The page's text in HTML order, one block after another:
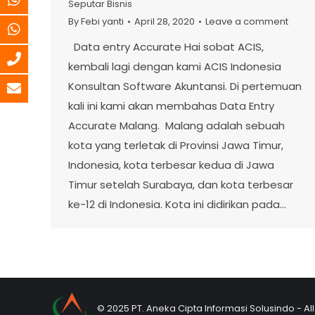
Seputar Bisnis
ByFebi yanti April 28, 2020 Leave a comment
Data entry Accurate Hai sobat ACIS,
kembali lagi dengan kami ACIS Indonesia
Konsultan Software Akuntansi. Di pertemuan
kali ini kami akan membahas Data Entry
Accurate Malang. Malang adalah sebuah
kota yang terletak di Provinsi Jawa Timur,
Indonesia, kota terbesar kedua di Jawa
Timur setelah Surabaya, dan kota terbesar
ke-12 di Indonesia. Kota ini didirikan pada…
© 2025 PT. Aneka Cipta Informasi Solusindo -